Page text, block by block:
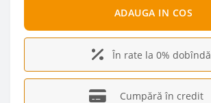
ADAUGA IN COS
În rate la 0% dobîndă
Cumpără în credit